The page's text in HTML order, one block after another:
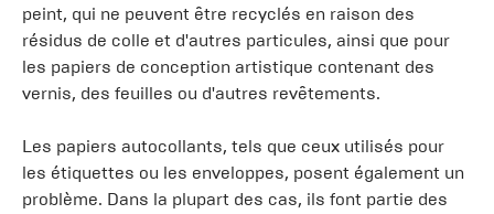
peint, qui ne peuvent être recyclés en raison des
résidus de colle et d'autres particules, ainsi que pour
les papiers de conception artistique contenant des
vernis, des feuilles ou d'autres revêtements.
Les papiers autocollants, tels que ceux utilisés pour
les étiquettes ou les enveloppes, posent également un
problème. Dans la plupart des cas, ils font partie des